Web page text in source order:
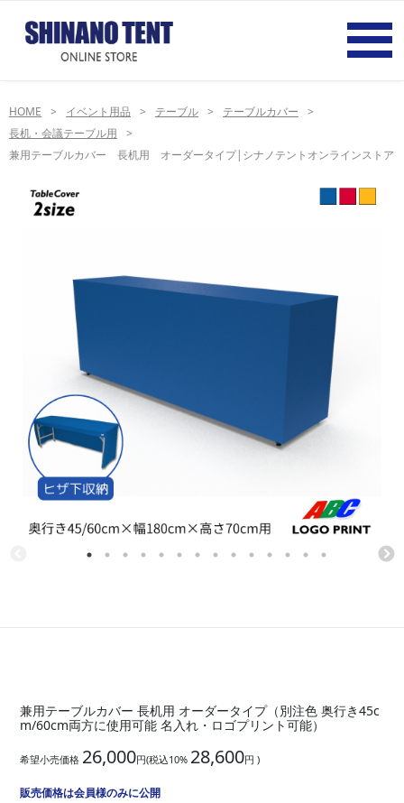
HOME イベント用品 テーブル
テーブルカバー
長机・会議テーブル用
兼用テーブルカバー 長机用 オーダータイプ|シナノテントオンラインストア
兼用テーブルカバー 長机用 オーダータイプ（別注色 奥行き45c
m/60cm両方に使用可能 名入れ・ロゴプリント可能）
希望小売価格 26,000円(税込10% 28,600円 )
販売価格は会員様のみに公開